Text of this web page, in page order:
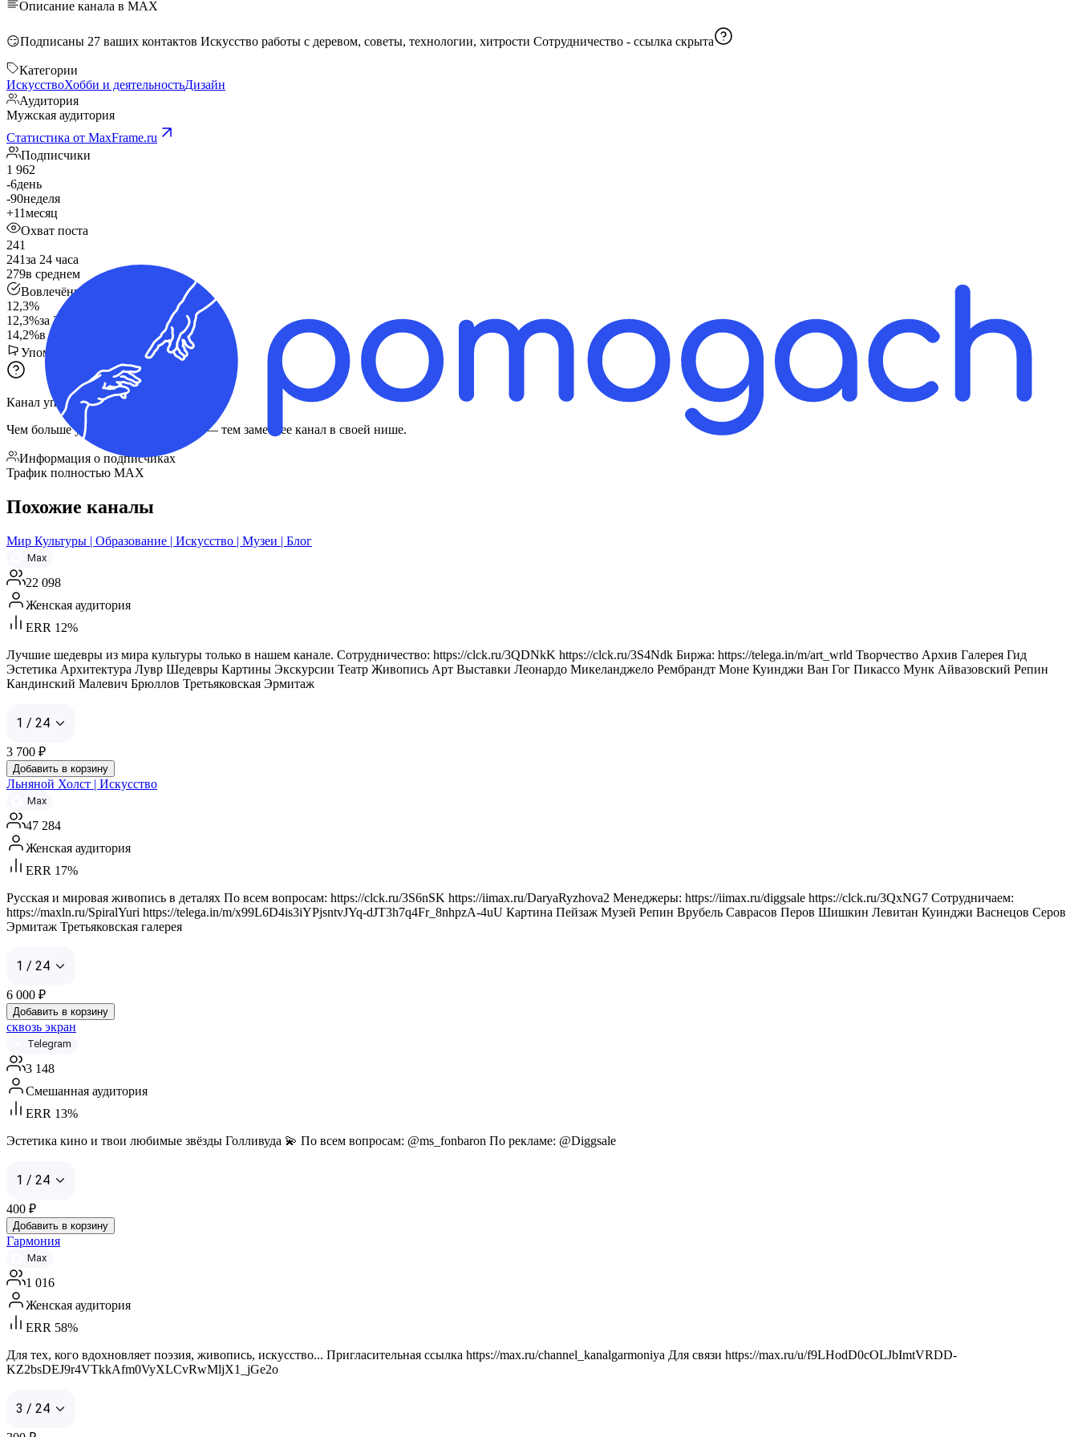
Описание канала в MAX
😏Подписаны 27 ваших контактов Искусство работы с деревом, советы, технологии, хитрости Сотрудничество - ссылка скрыта
Категории
ИскусствоХобби и деятельностьДизайн
Аудитория
Мужская аудитория
Статистика от MaxFrame.ru
Подписчики
1 962
-6день
-90неделя
+11месяц
Охват поста
241
241за 24 часа
279в среднем
Вовлечённость
12,3%
12,3%за 24 часа
14,2%в среднем
Упоминания в других каналах
Канал упомянули 173
Чем больше упоминаний и каналов — тем заметнее канал в своей нише.
Информация о подписчиках
Трафик полностью MAX
Похожие каналы
Мир Культуры | Образование | Искусство | Музеи | Блог
Max
22 098
Женская аудитория
ERR 12%
Лучшие шедевры из мира культуры только в нашем канале. Сотрудничество: https://clck.ru/3QDNkK https://clck.ru/3S4Ndk Биржа: https://telega.in/m/art_wrld Творчество Архив Галерея Гид
Эстетика Архитектура Лувр Шедевры Картины Экскурсии Театр Живопись Арт Выставки Леонардо Микеланджело Рембрандт Моне Куинджи Ван Гог Пикассо Мунк Айвазовский Репин
Кандинский Малевич Брюллов Третьяковская Эрмитаж
1 / 24
3 700 ₽
Добавить в корзину
Льняной Холст | Искусство
Max
47 284
Женская аудитория
ERR 17%
Русская и мировая живопись в деталях По всем вопросам: https://clck.ru/3S6nSK https://iimax.ru/DaryaRyzhova2 Менеджеры: https://iimax.ru/diggsale https://clck.ru/3QxNG7 Сотрудничаем:
https://maxln.ru/SpiralYuri https://telega.in/m/x99L6D4is3iYPjsntvJYq-dJT3h7q4Fr_8nhpzA-4uU Картина Пейзаж Музей Репин Врубель Саврасов Перов Шишкин Левитан Куинджи Васнецов Серов
Эрмитаж Третьяковская галерея
1 / 24
6 000 ₽
Добавить в корзину
сквозь экран
Telegram
3 148
Смешанная аудитория
ERR 13%
Эстетика кино и твои любимые звёзды Голливуда 💫 По всем вопросам: @ms_fonbaron По peклaме: @Diggsale
1 / 24
400 ₽
Добавить в корзину
Гармония
Max
1 016
Женская аудитория
ERR 58%
Для тех, кого вдохновляет поэзия, живопись, искусство... Пригласительная ссылка https://max.ru/channel_kanalgarmoniya Для связи https://max.ru/u/f9LHodD0cOLJbImtVRDD-
KZ2bsDEJ9r4VTkkAfm0VyXLCvRwMljX1_jGe2o
3 / 24